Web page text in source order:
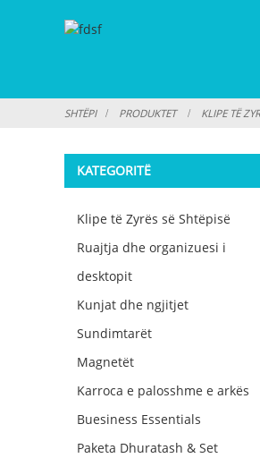
SHTËPI PRODUKTET KLIPE TË
KATEGORITË
Klipe të Zyrës së Shtëpisë
Ruajtja dhe organizuesi i
desktopit
Kunjat dhe ngjitjet
Sundimtarët
Magnetët
Karroca e palosshme e arkës
Buesiness Essentials
Paketa Dhuratash & Set